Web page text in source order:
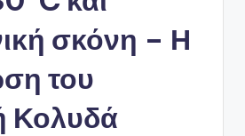
σκόνη – Η
του
Κολυδά